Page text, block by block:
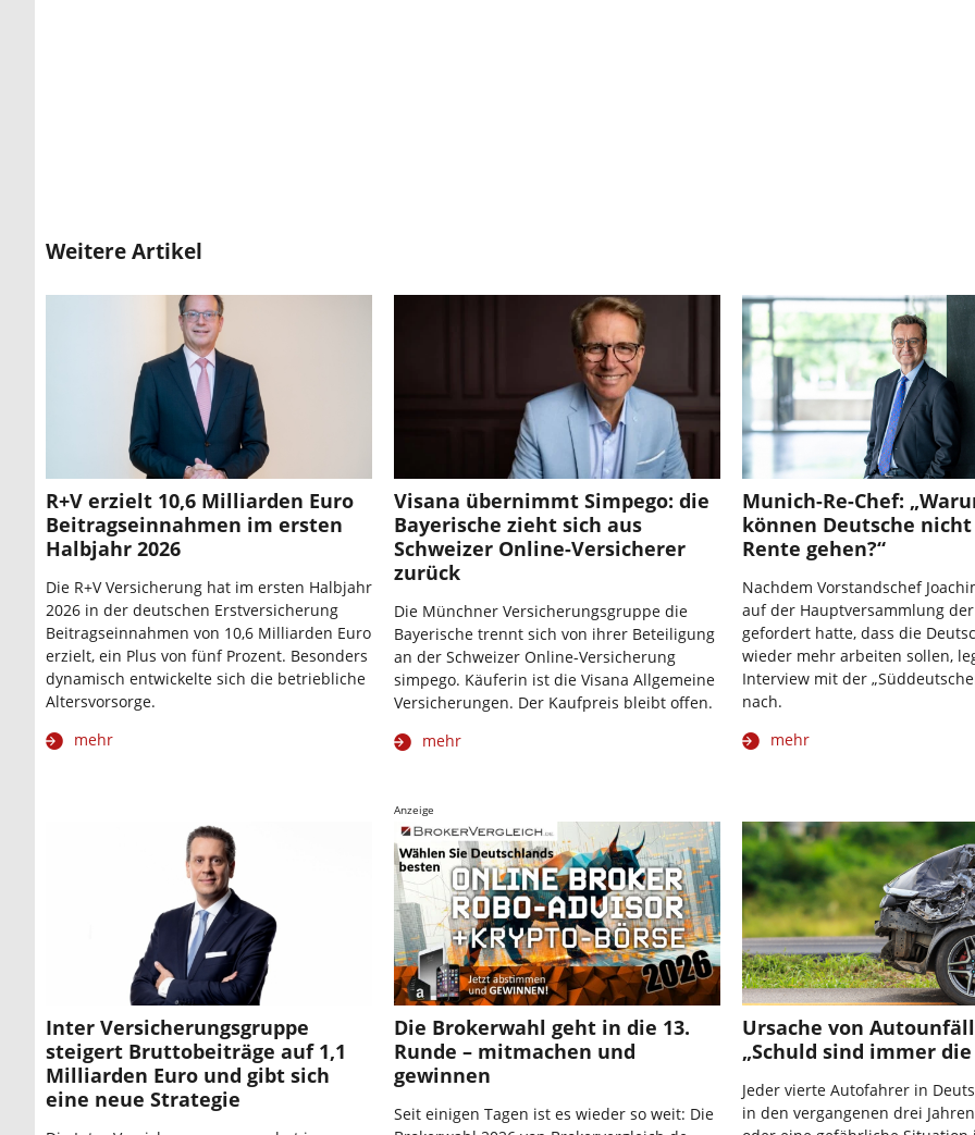
Weitere Artikel
R+V erzielt 10,6 Milliarden Euro
Beitragseinnahmen im ersten
Halbjahr 2026
Die R+V Versicherung hat im ersten Halbjahr
2026 in der deutschen Erstversicherung
Beitragseinnahmen von 10,6 Milliarden Euro
erzielt, ein Plus von fünf Prozent. Besonders
dynamisch entwickelte sich die betriebliche
Altersvorsorge.
mehr
Visana übernimmt Simpego: die
Bayerische zieht sich aus
Schweizer Online-Versicherer
zurück
Die Münchner Versicherungsgruppe die
Bayerische trennt sich von ihrer Beteiligung
an der Schweizer Online-Versicherung
simpego. Käuferin ist die Visana Allgemeine
Versicherungen. Der Kaufpreis bleibt offen.
mehr
Munich-Re-Chef:
können Deutsche
Rente gehen?“
Nachdem Vorstandschef
auf der Hauptversammlung
gefordert hatte, dass die
wieder mehr arbeiten sollen,
Interview mit der
nach.
mehr
Inter Versicherungsgruppe
steigert Bruttobeiträge auf 1,1
Milliarden Euro und gibt sich
eine neue Strategie
Anzeige
Die Brokerwahl geht in die 13.
Runde – mitmachen und
gewinnen
Seit einigen Tagen ist es wieder so weit: Die
Ursache von
„Schuld sind immer
Jeder vierte Autofahrer in
in den vergangenen drei